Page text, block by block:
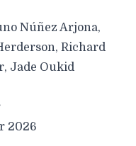
Núñez Arjona,
Richard
Jade Oukid
2026